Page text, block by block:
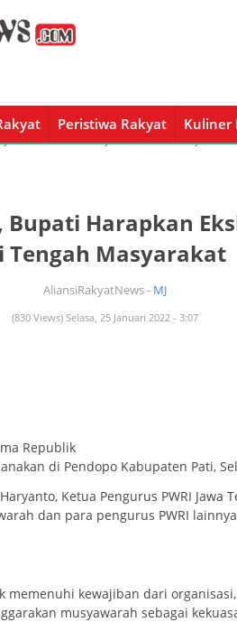
Peristiwa Rakyat Kuliner
Peristiwa Rakyat Kuliner Rakyat
Bupati Harapkan
Tengah Masyarakat
AliansiRakyatNews - MJ
(830 Views) Selasa, 25 Januari 2022 - 3:07
Republik
di Pendopo Kabupaten Pati,
Ketua Pengurus PWRI Jawa
dan para pengurus PWRI
memenuhi kewajiban dari
musyawarah sebagai